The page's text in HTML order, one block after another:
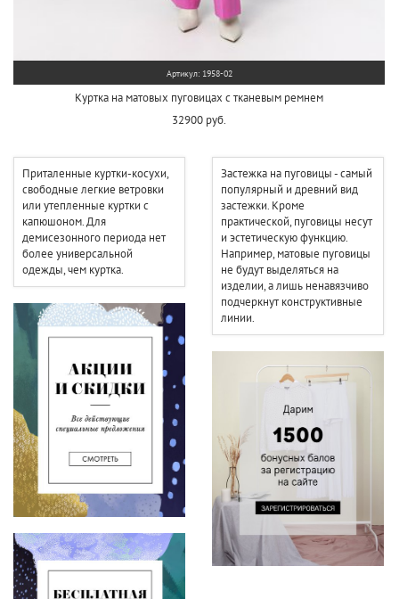
Артикул: 1958-02
Куртка на матовых пуговицах с тканевым ремнем
32900 руб.
Приталенные куртки-косухи,
свободные легкие ветровки
или утепленные куртки с
капюшоном. Для
демисезонного периода нет
более универсальной
одежды, чем куртка.
Застежка на пуговицы - самый
популярный и древний вид
застежки. Кроме
практической, пуговицы несут
и эстетическую функцию.
Например, матовые пуговицы
не будут выделяться на
изделии, а лишь ненавязчиво
подчеркнут конструктивные
линии.